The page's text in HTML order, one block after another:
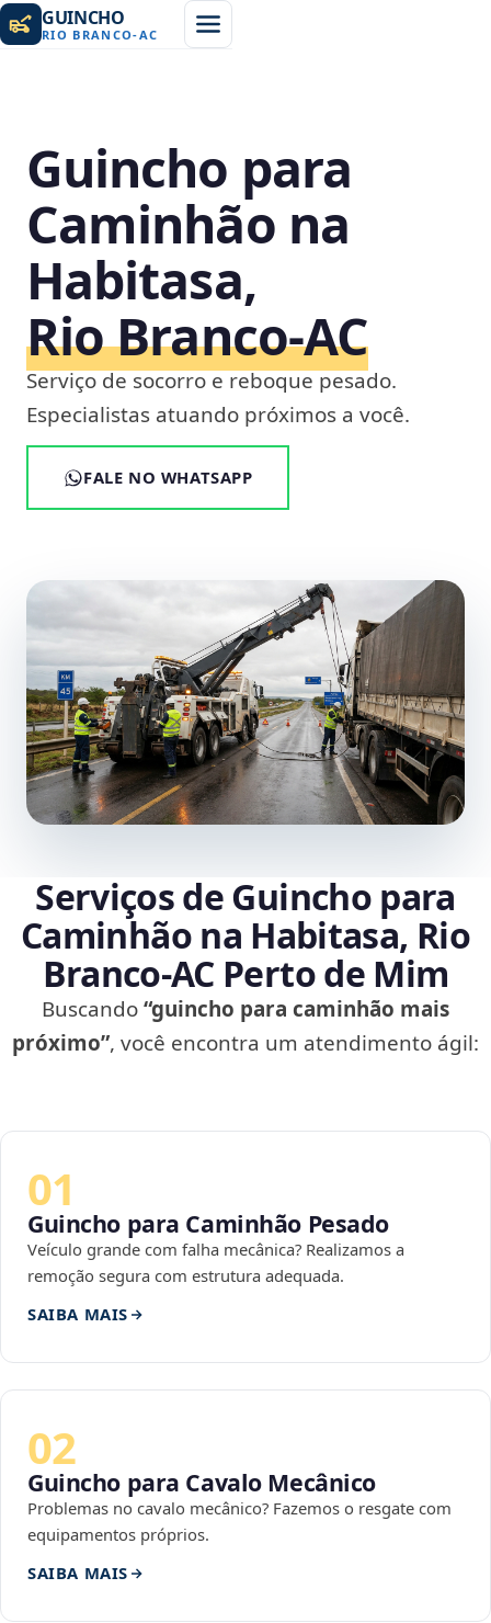
GUINCHO
RIO BRANCO-AC
Guincho para
Caminhão na
Habitasa,
Rio Branco‑AC
Serviço de socorro e reboque pesado.
Especialistas atuando próximos a você.
FALE NO WHATSAPP
Serviços de Guincho para
Caminhão na Habitasa, Rio
Branco‑AC Perto de Mim
Buscando“guincho para caminhão mais
próximo”, você encontra um atendimento ágil:
01
Guincho para Caminhão Pesado
Veículo grande com falha mecânica? Realizamos a
remoção segura com estrutura adequada.
SAIBA MAIS
02
Guincho para Cavalo Mecânico
Problemas no cavalo mecânico? Fazemos o resgate com
equipamentos próprios.
SAIBA MAIS